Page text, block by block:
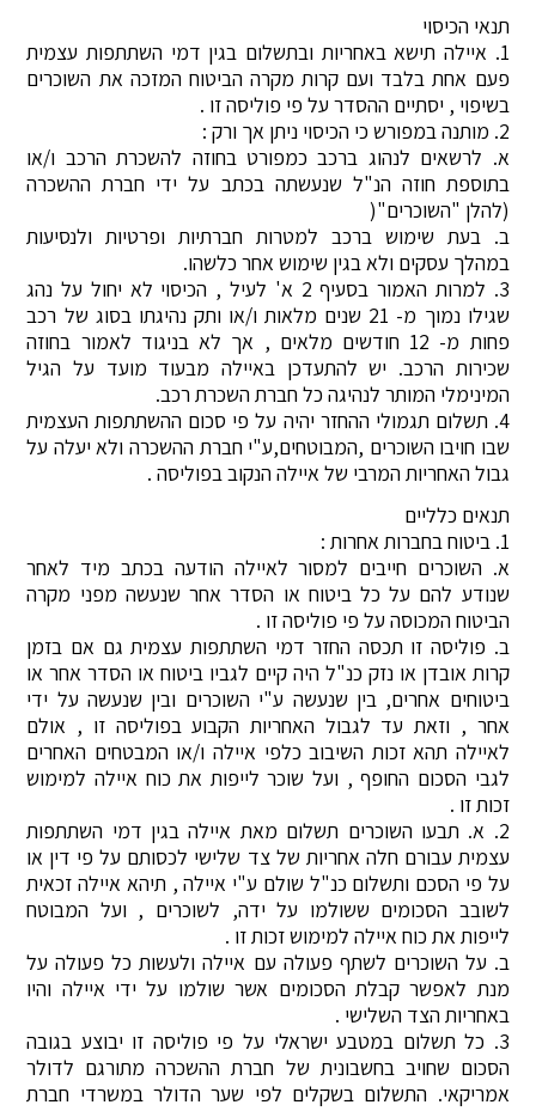
תנאי הכיסוי
1. איילה תישא באחריות ובתשלום בגין דמי השתתפות עצמית
פעם אחת בלבד ועם קרות מקרה הביטוח המזכה את השוכרים
בשיפוי , יסתיים ההסדר על פי פוליסה זו .
2. מותנה במפורש כי הכיסוי ניתן אך ורק :
א. לרשאים לנהוג ברכב כמפורט בחוזה להשכרת הרכב ו/או
בתוספת חוזה הנ"ל שנעשתה בכתב על ידי חברת ההשכרה
(להלן "השוכרים"(
ב. בעת שימוש ברכב למטרות חברתיות ופרטיות ולנסיעות
במהלך עסקים ולא בגין שימוש אחר כלשהו.
3. למרות האמור בסעיף 2 א' לעיל , הכיסוי לא יחול על נהג
שגילו נמוך מ- 21 שנים מלאות ו/או ותק נהיגתו בסוג של רכב
פחות מ- 12 חודשים מלאים , אך לא בניגוד לאמור בחוזה
שכירות הרכב. יש להתעדכן באיילה מבעוד מועד על הגיל
המינימלי המותר לנהיגה כל חברת השכרת רכב.
4. תשלום תגמולי ההחזר יהיה על פי סכום ההשתתפות העצמית
שבו חויבו השוכרים ,המבוטחים,ע"י חברת ההשכרה ולא יעלה על
גבול האחריות המרבי של איילה הנקוב בפוליסה .
תנאים כלליים
1. ביטוח בחברות אחרות :
א. השוכרים חייבים למסור לאיילה הודעה בכתב מיד לאחר
שנודע להם על כל ביטוח או הסדר אחר שנעשה מפני מקרה
הביטוח המכוסה על פי פוליסה זו .
ב. פוליסה זו תכסה החזר דמי השתתפות עצמית גם אם בזמן
קרות אובדן או נזק כנ"ל היה קיים לגביו ביטוח או הסדר אחר או
ביטוחים אחרים, בין שנעשה ע"י השוכרים ובין שנעשה על ידי
אחר , וזאת עד לגבול האחריות הקבוע בפוליסה זו , אולם
לאיילה תהא זכות השיבוב כלפי איילה ו/או המבטחים האחרים
לגבי הסכום החופף , ועל שוכר לייפות את כוח איילה למימוש
זכות זו .
2. א. תבעו השוכרים תשלום מאת איילה בגין דמי השתתפות
עצמית עבורם חלה אחריות של צד שלישי לכסותם על פי דין או
על פי הסכם ותשלום כנ"ל שולם ע"י איילה , תיהא איילה זכאית
לשובב הסכומים ששולמו על ידה, לשוכרים , ועל המבוטח
לייפות את כוח איילה למימוש זכות זו .
ב. על השוכרים לשתף פעולה עם איילה ולעשות כל פעולה על
מנת לאפשר קבלת הסכומים אשר שולמו על ידי איילה והיו
באחריות הצד השלישי .
3. כל תשלום במטבע ישראלי על פי פוליסה זו יבוצע בגובה
הסכום שחויב בחשבונית של חברת ההשכרה מתורגם לדולר
אמריקאי. התשלום בשקלים לפי שער הדולר במשרדי חברת